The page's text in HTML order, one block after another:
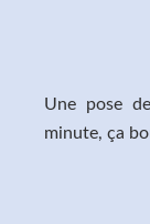
Une pose
minute, ça